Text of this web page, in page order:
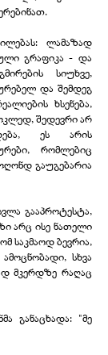
ლამაზად
გრაფიკა - და
სიუხვე,
და შემდეგ
ხსენება,
შედევრი არ
ეს არის
რომლებიც
გაუგებარია
გააპროტესტა,
არც ისე ნათელი
საკმაოდ ბევრია,
სხვა
მკერდზე რაღაც
განაცხადა: "მე